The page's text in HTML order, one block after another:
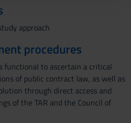
hai fornito loro o che hanno
loro servizi.
approach
procedures
functional to ascertain a critical
of public contract law, as well as
through direct access and
of the TAR and the Council of